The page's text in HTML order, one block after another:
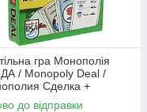
гра Монополія
/ Monopoly Deal /
Сделка +
УКРАЇНСЬКОЮ
до відправки